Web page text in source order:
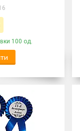
100 од.